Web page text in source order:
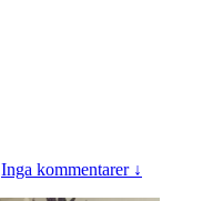
Inga kommentarer ↓